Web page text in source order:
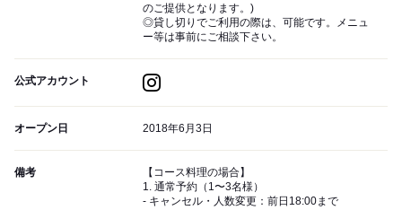
のご提供となります。)
◎貸し切りでご利用の際は、可能です。メニュ
ー等は事前にご相談下さい。
公式アカウント
オープン日 2018年6月3日
備考
【コース料理の場合】
1. 通常予約（1〜3名様）
- キャンセル・人数変更：前日18:00まで